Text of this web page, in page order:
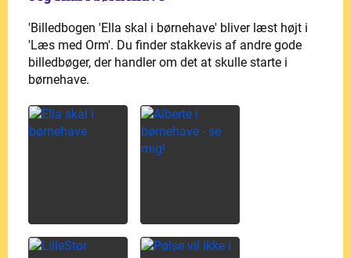
'Billedbogen 'Ella skal i børnehave' bliver læst højt i
'Læs med Orm'. Du finder stakkevis af andre gode
billedbøger, der handler om det at skulle starte i
børnehave.